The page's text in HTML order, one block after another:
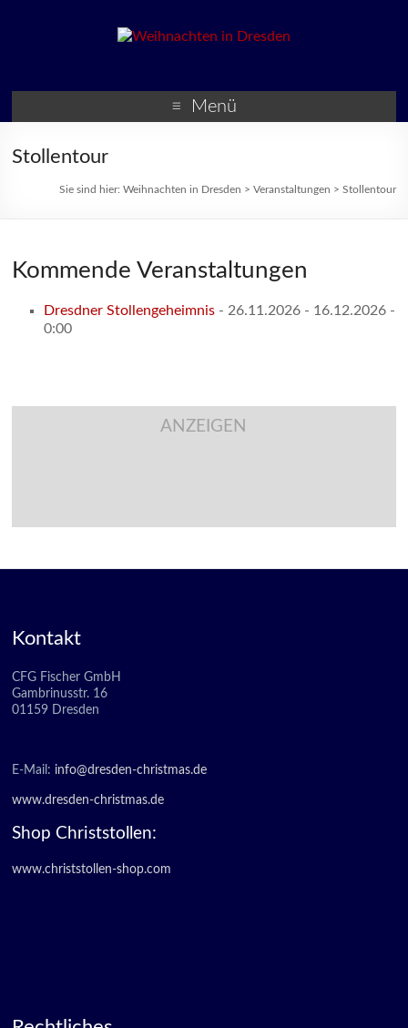
Veranstaltungen zur
Weihnachtszeit
Menü
Stollentour
Sie sind hier: Weihnachten in Dresden > Veranstaltungen > Stollentour
Kommende Veranstaltungen
Dresdner Stollengeheimnis - 26.11.2026 - 16.12.2026 -
0:00
ANZEIGEN
Kontakt
CFG Fischer GmbH
Gambrinusstr. 16
01159 Dresden
E-Mail: info@dresden-christmas.de
www.dresden-christmas.de
Shop Christstollen:
www.christstollen-shop.com